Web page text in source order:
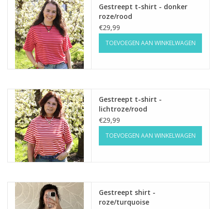
Gestreept t-shirt - donker
roze/rood
€29,99
TOEVOEGEN AAN WINKELWAGEN
Gestreept t-shirt -
lichtroze/rood
€29,99
TOEVOEGEN AAN WINKELWAGEN
Gestreept shirt -
roze/turquoise